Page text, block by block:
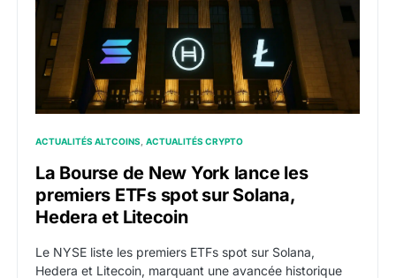
ACTUALITÉS ALTCOINS ACTUALITÉS CRYPTO
La Bourse de New York lance les
premiers ETFs spot sur Solana,
Hedera et Litecoin
Le NYSE liste les premiers ETFs spot sur Solana,
Hedera et Litecoin, marquant une avancée historique